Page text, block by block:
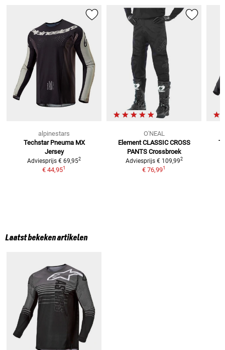
alpinestars
Techstar Pneuma MX
Jersey
Adviesprijs € 69,952
€ 44,951
O'NEAL
Element CLASSIC CROSS
PANTS Crossbroek
Adviesprijs € 109,992
€ 76,991
Laatst bekeken artikelen